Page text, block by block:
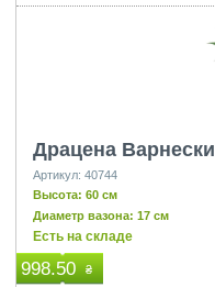
Драцена Варнески
Артикул: 40744
Высота: 60 см
Диаметр вазона: 17 см
Есть на складе
998.50 ₴